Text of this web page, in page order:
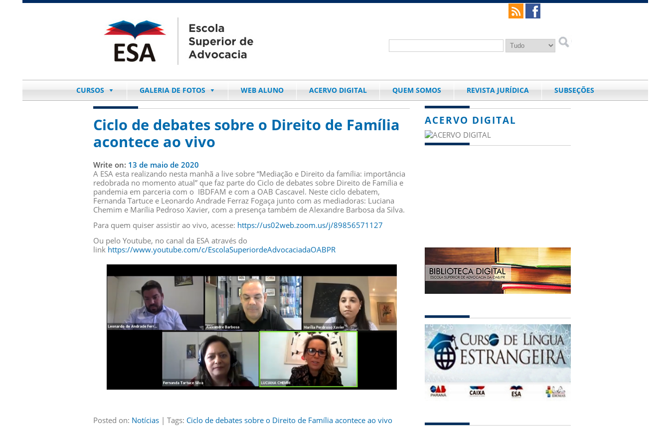
CURSOS GALERIA DE FOTOS WEB ALUNO ACERVO DIGITAL QUEM SOMOS REVISTA JURÍDICA SUBSEÇÕES
Ciclo de debates sobre o Direito de Família
acontece ao vivo
Write on: 13 de maio de 2020
A ESA esta realizando nesta manhã a live sobre “Mediação e Direito da família: importância
redobrada no momento atual” que faz parte do Ciclo de debates sobre Direito de Família e
pandemia em parceria com o IBDFAM e com a OAB Cascavel. Neste ciclo debatem,
Fernanda Tartuce e Leonardo Andrade Ferraz Fogaça junto com as mediadoras: Luciana
Chemim e Marília Pedroso Xavier, com a presença também de Alexandre Barbosa da Silva.
Para quem quiser assistir ao vivo, acesse: https://us02web.zoom.us/j/89856571127
Ou pelo Youtube, no canal da ESA através do
link https://www.youtube.com/c/EscolaSuperiordeAdvocaciadaOABPR
Posted on: Notícias | Tags: Ciclo de debates sobre o Direito de Família acontece ao vivo
ACERVO DIGITAL